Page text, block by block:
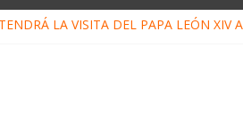
LA VISITA DEL PAPA LEÓN XIV